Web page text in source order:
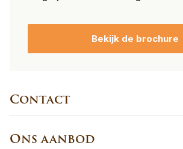
Contact
Ons aanbod
Bekijk de brochure